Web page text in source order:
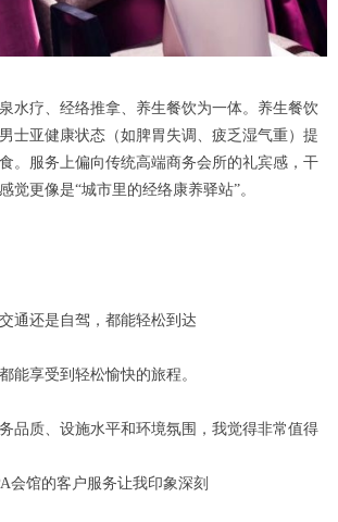
疗、经络推拿、养生餐饮为一体。养生餐饮
士亚健康状态（如脾胃失调、疲乏湿气重）提
。服务上偏向传统高端商务会所的礼宾感，干
觉更像是“城市里的经络康养驿站”。
还是自驾，都能轻松到达
享受到轻松愉快的旅程。
质、设施水平和环境氛围，我觉得非常值得
馆的客户服务让我印象深刻